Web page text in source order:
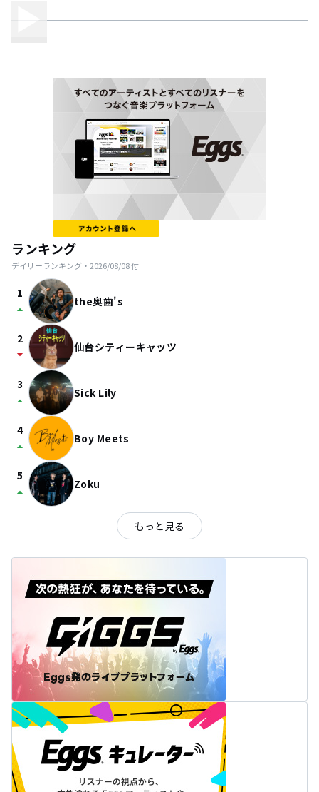
ランキング
デイリーランキング・ 2026/08/08付
1
arrow_drop_up the奥歯's
2
arrow_drop_down 仙台シティーキャッツ
3
arrow_drop_up Sick Lily
4
arrow_drop_up Boy Meets
5
arrow_drop_up Zoku
もっと見る